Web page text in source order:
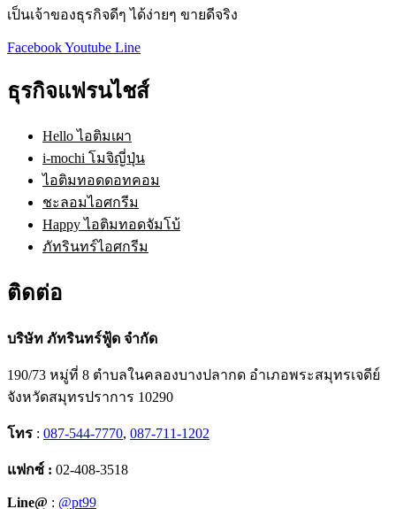
เป็นเจ้าของธุรกิจดีๆ ได้ง่ายๆ ขายดีจริง
FacebookYoutube Line
ธุรกิจแฟรนไชส์
Hello ไอติมเผา
i-mochi โมจิญี่ปุ่น
ไอติมทอดดอทคอม
ชะลอมไอศกรีม
Happy ไอติมทอดจัมโบ้
ภัทรินทร์ไอศกรีม
ติดต่อ
บริษัท ภัทรินทร์ฟู้ด จำกัด
190/73 หมู่ที่ 8 ตำบลในคลองบางปลากด อำเภอพระสมุทรเจดีย์
จังหวัดสมุทรปราการ 10290
โทร : 087-544-7770, 087-711-1202
แฟกซ์ : 02-408-3518
Line@ : @pt99